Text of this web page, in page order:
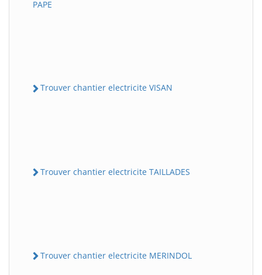
PAPE
Trouver chantier electricite VISAN
Trouver chantier electricite TAILLADES
Trouver chantier electricite MERINDOL